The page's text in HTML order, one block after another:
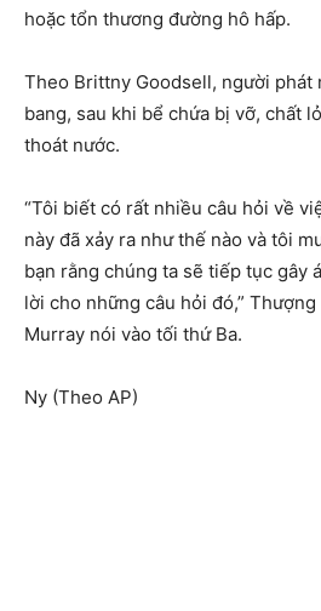
hoặc tổn thương đường hô hấp.
Theo Brittny Goodsell, người phát
bang, sau khi bể chứa bị vỡ, chất
thoát nước.
“Tôi biết có rất nhiều câu hỏi về
này đã xảy ra như thế nào và tôi
bạn rằng chúng ta sẽ tiếp tục gây
lời cho những câu hỏi đó,”
Murray nói vào tối thứ Ba.
Ny (Theo AP)